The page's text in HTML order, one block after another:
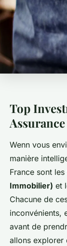
Top
Wenn vous
manière
France sont les
Immobilier) et
Chacune de
inconvénients,
avant de
allons explorer